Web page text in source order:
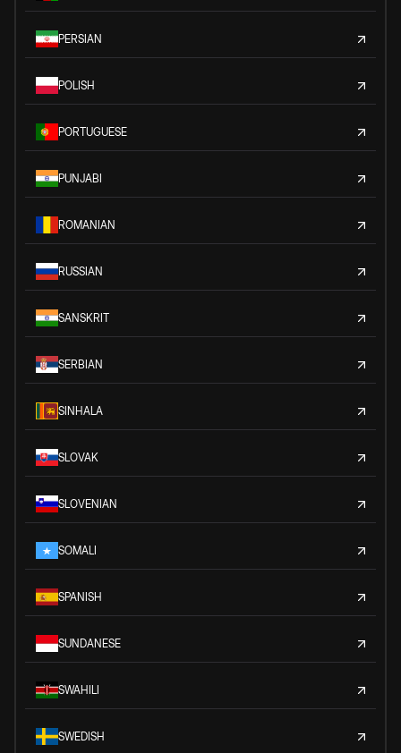
PERSIAN
POLISH
PORTUGUESE
PUNJABI
ROMANIAN
RUSSIAN
SANSKRIT
SERBIAN
SINHALA
SLOVAK
SLOVENIAN
SOMALI
SPANISH
SUNDANESE
SWAHILI
SWEDISH